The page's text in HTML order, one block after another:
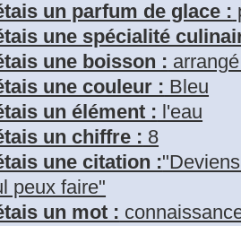
un parfum de glace :
une spécialité
une boisson :
une couleur : Bleu
un élément : l'eau
un chiffre : 8
une citation :
peux faire"
un mot :